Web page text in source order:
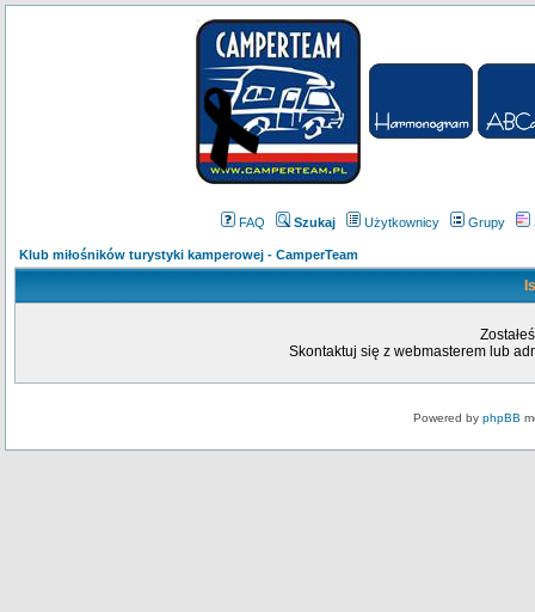
FAQ Szukaj Użytkownicy Grupy
Klub miłośników turystyki kamperowej - CamperTeam
Skontaktuj się z webmasterem lub
Powered by phpBB